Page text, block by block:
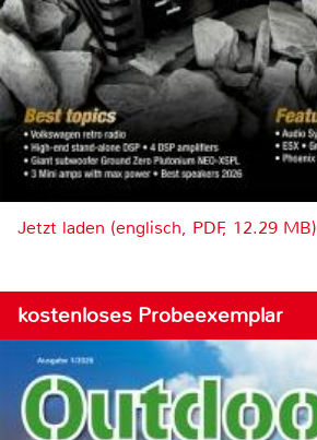
Jetzt laden (englisch, PDF, 12.29 MB)
kostenloses Probeexemplar